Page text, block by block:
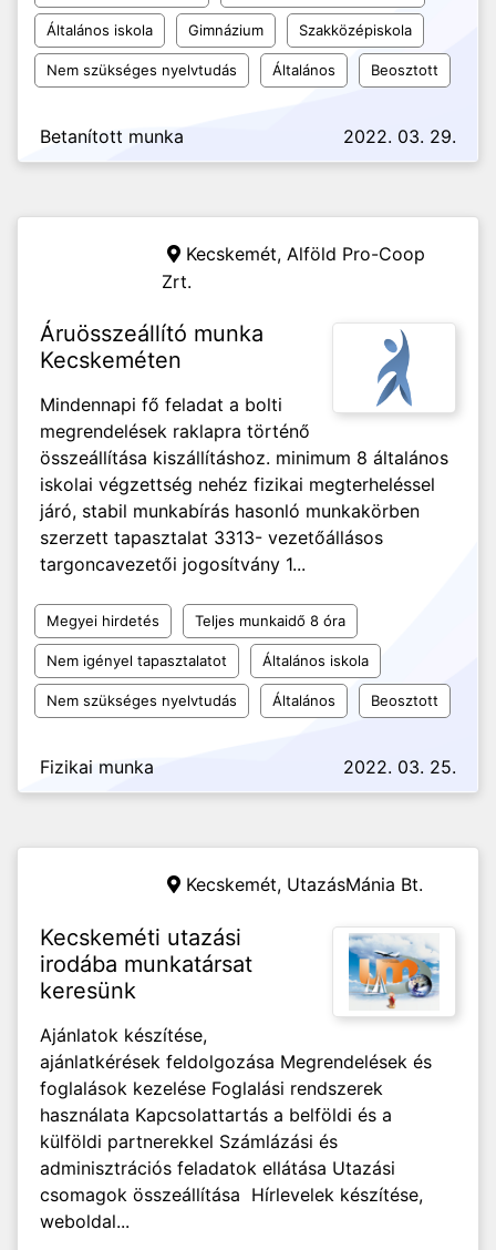
Általános iskola Gimnázium Szakközépiskola
Nem szükséges nyelvtudás Általános Beosztott
Betanított munka 2022. 03. 29.
Kecskemét, Alföld Pro-Coop
Zrt.
Áruösszeállító munka
Kecskeméten
Mindennapi fő feladat a bolti
megrendelések raklapra történő
összeállítása kiszállításhoz. minimum 8 általános
iskolai végzettség nehéz fizikai megterheléssel
járó, stabil munkabírás hasonló munkakörben
szerzett tapasztalat 3313- vezetőállásos
targoncavezetői jogosítvány 1...
Megyei hirdetés Teljes munkaidő 8 óra
Nem igényel tapasztalatot Általános iskola
Nem szükséges nyelvtudás Általános Beosztott
Fizikai munka 2022. 03. 25.
Kecskemét, UtazásMánia Bt.
Kecskeméti utazási
irodába munkatársat
keresünk
Ajánlatok készítése,
ajánlatkérések feldolgozása Megrendelések és
foglalások kezelése Foglalási rendszerek
használata Kapcsolattartás a belföldi és a
külföldi partnerekkel Számlázási és
adminisztrációs feladatok ellátása Utazási
csomagok összeállítása Hírlevelek készítése,
weboldal...